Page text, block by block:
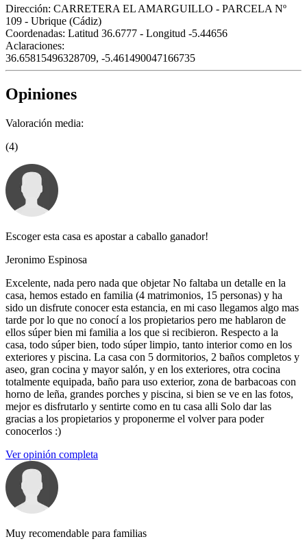
Dirección: CARRETERA EL AMARGUILLO - PARCELA Nº
109 - Ubrique (Cádiz)
Coordenadas: Latitud 36.6777 - Longitud -5.44656
Aclaraciones:
36.65815496328709, -5.461490047166735
Opiniones
Valoración media:
(4)
Escoger esta casa es apostar a caballo ganador!
Jeronimo Espinosa
Excelente, nada pero nada que objetar No faltaba un detalle en la
casa, hemos estado en familia (4 matrimonios, 15 personas) y ha
sido un disfrute conocer esta estancia, en mi caso llegamos algo mas
tarde por lo que no conocí a los propietarios pero me hablaron de
ellos súper bien mi familia a los que si recibieron. Respecto a la
casa, todo súper bien, todo súper limpio, tanto interior como en los
exteriores y piscina. La casa con 5 dormitorios, 2 baños completos y
aseo, gran cocina y mayor salón, y en los exteriores, otra cocina
totalmente equipada, baño para uso exterior, zona de barbacoas con
horno de leña, grandes porches y piscina, si bien se ve en las fotos,
mejor es disfrutarlo y sentirte como en tu casa alli Solo dar las
gracias a los propietarios y proponerme el volver para poder
conocerlos :)
Ver opinión completa
Muy recomendable para familias